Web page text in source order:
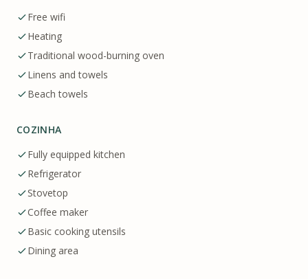
Free wifi
Heating
Traditional wood-burning oven
Linens and towels
Beach towels
COZINHA
Fully equipped kitchen
Refrigerator
Stovetop
Coffee maker
Basic cooking utensils
Dining area